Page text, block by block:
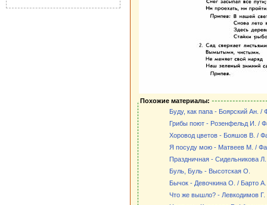
Похожие материалы:
Буду, как папа - Боярский Ан. /
Грибы поют - Розенфельд И. /
Хоровод цветов - Бояшов В. /
Я посуду мою - Матвеев М. /
Праздничная - Сидельникова
Буль, Буль - Высотская О.
Бычок - Девочкина О. / Барто А.
Что же вышло? - Левкодимов Г.